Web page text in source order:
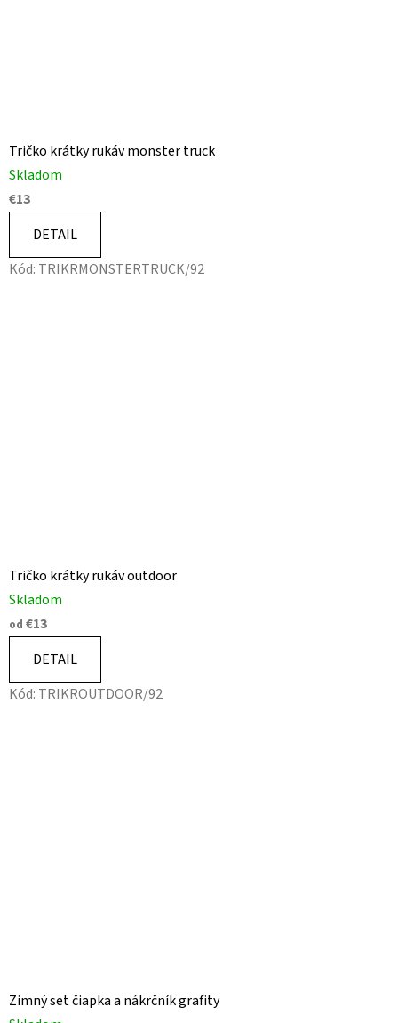
Tričko krátky rukáv monster truck
Skladom
€13
DETAIL
Kód: TRIKRMONSTERTRUCK/92
Tričko krátky rukáv outdoor
Skladom
od €13
DETAIL
Kód: TRIKROUTDOOR/92
Zimný set čiapka a nákrčník grafity